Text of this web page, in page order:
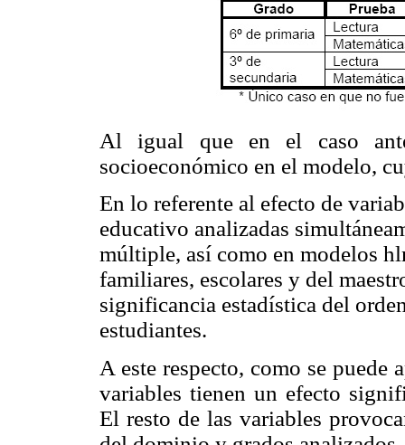
Al igual que en el caso
socioeconómico en el modelo,
En lo referente al efecto de
educativo analizadas
múltiple, así como en modelos
familiares, escolares y del
significancia estadística del
estudiantes.
A este respecto, como se puede
variables tienen un efecto
El resto de las variables